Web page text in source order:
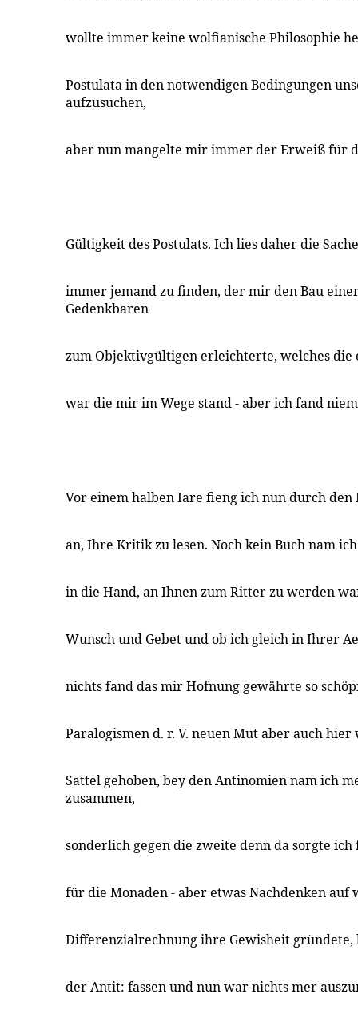
wollte immer keine wolfianische Philosophie
Postulata in den notwendigen Bedingungen
aufzusuchen,
aber nun mangelte mir immer der Erweiß für
Gültigkeit des Postulats. Ich lies daher die
immer jemand zu finden, der mir den Bau
Gedenkbaren
zum Objektivgültigen erleichterte, welches
war die mir im Wege stand - aber ich fand
Vor einem halben Iare fieng ich nun durch den
an, Ihre Kritik zu lesen. Noch kein Buch nam
in die Hand, an Ihnen zum Ritter zu werden
Wunsch und Gebet und ob ich gleich in Ihrer
nichts fand das mir Hofnung gewährte so
Paralogismen d. r. V. neuen Mut aber auch
Sattel gehoben, bey den Antinomien nam ich
zusammen,
sonderlich gegen die zweite denn da sorgte
für die Monaden - aber etwas Nachdenken auf
Differenzialrechnung ihre Gewisheit gründete,
der Antit: fassen und nun war nichts mer